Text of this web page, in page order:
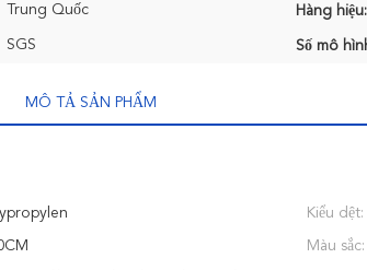
Trung Quốc Hàng hiệu:
SGS Số mô
MÔ TẢ SẢN PHẨM
Kiểu dệt:
Màu sắc: